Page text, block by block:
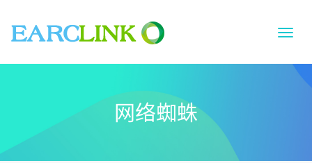
切
导
网络蜘蛛